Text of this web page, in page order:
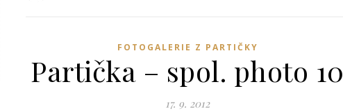
FOTOGALERIE Z PARTIČKY
Partička – spol. photo
17. 9. 2012